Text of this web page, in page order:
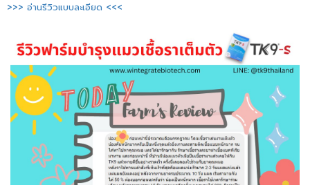
>>> อ่านรีวิวแบบละเอียด <<<